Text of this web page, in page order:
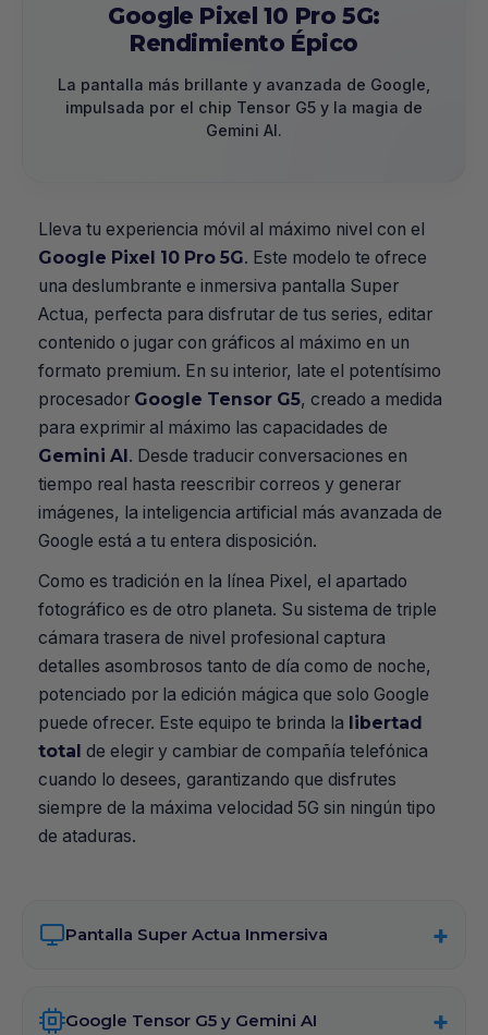
Google Pixel 10 Pro 5G:
Rendimiento Épico
La pantalla más brillante y avanzada de Google,
impulsada por el chip Tensor G5 y la magia de
Gemini AI.
Lleva tu experiencia móvil al máximo nivel con el
Google Pixel 10 Pro 5G. Este modelo te ofrece
una deslumbrante e inmersiva pantalla Super
Actua, perfecta para disfrutar de tus series, editar
contenido o jugar con gráficos al máximo en un
formato premium. En su interior, late el potentísimo
procesador Google Tensor G5, creado a medida
para exprimir al máximo las capacidades de
Gemini AI . Desde traducir conversaciones en
tiempo real hasta reescribir correos y generar
imágenes, la inteligencia artificial más avanzada de
Google está a tu entera disposición.
Como es tradición en la línea Pixel, el apartado
fotográfico es de otro planeta. Su sistema de triple
cámara trasera de nivel profesional captura
detalles asombrosos tanto de día como de noche,
potenciado por la edición mágica que solo Google
puede ofrecer. Este equipo te brinda la libertad
total de elegir y cambiar de compañía telefónica
cuando lo desees, garantizando que disfrutes
siempre de la máxima velocidad 5G sin ningún tipo
de ataduras.
Pantalla Super Actua Inmersiva
Google Tensor G5 y Gemini AI